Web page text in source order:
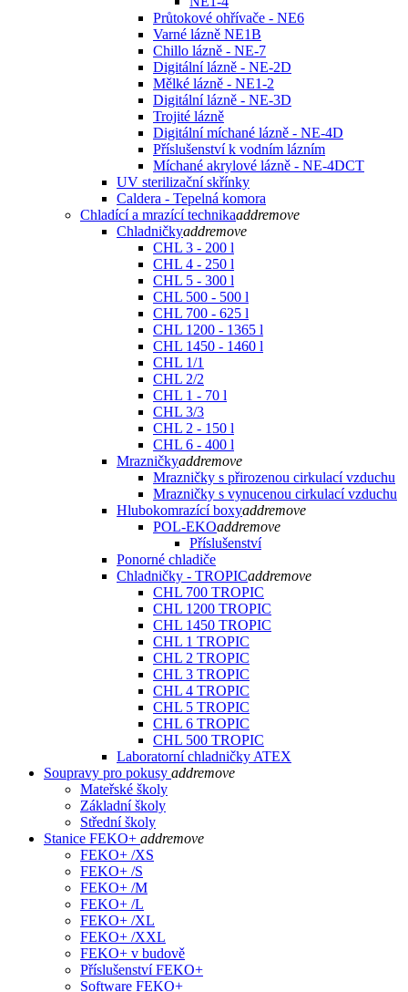
Průtokové ohřívače - NE6
Varné lázně NE1B
Chillo lázně - NE-7
Digitální lázně - NE-2D
Mělké lázně - NE1-2
Digitální lázně - NE-3D
Trojité lázně
Digitální míchané lázně - NE-4D
Příslušenství k vodním lázním
Míchané akrylové lázně - NE-4DCT
UV sterilizační skřínky
Caldera - Tepelná komora
Chladící a mrazící technikaaddremove
Chladničkyaddremove
CHL 3 - 200 l
CHL 4 - 250 l
CHL 5 - 300 l
CHL 500 - 500 l
CHL 700 - 625 l
CHL 1200 - 1365 l
CHL 1450 - 1460 l
CHL 1/1
CHL 2/2
CHL 1 - 70 l
CHL 3/3
CHL 2 - 150 l
CHL 6 - 400 l
Mrazničkyaddremove
Mrazničky s přirozenou cirkulací vzduchu
Mrazničky s vynucenou cirkulací vzduchu
Hlubokomrazící boxyaddremove
POL-EKOaddremove
Příslušenství
Ponorné chladiče
Chladničky - TROPICaddremove
CHL 700 TROPIC
CHL 1200 TROPIC
CHL 1450 TROPIC
CHL 1 TROPIC
CHL 2 TROPIC
CHL 3 TROPIC
CHL 4 TROPIC
CHL 5 TROPIC
CHL 6 TROPIC
CHL 500 TROPIC
Laboratorní chladničky ATEX
Soupravy pro pokusy addremove
Mateřské školy
Základní školy
Střední školy
Stanice FEKO+ addremove
FEKO+ /XS
FEKO+ /S
FEKO+ /M
FEKO+ /L
FEKO+ /XL
FEKO+ /XXL
FEKO+ v budově
Příslušenství FEKO+
Software FEKO+